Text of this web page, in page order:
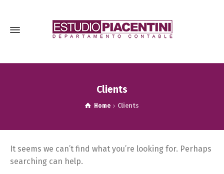
Clients
Home Clients
It seems we can’t find what you’re looking for. Perhaps
searching can help.